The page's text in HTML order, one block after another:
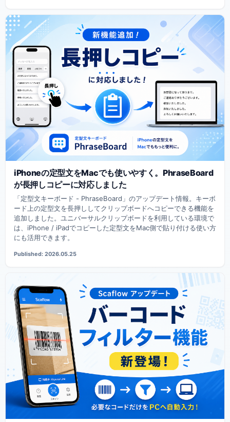
iPhoneの定型文をMacでも使いやすく。PhraseBoard
が長押しコピーに対応しました
「定型文キーボード - PhraseBoard」のアップデート情報。キーボ
ード上の定型文を長押ししてクリップボードへコピーできる機能を
追加しました。ユニバーサルクリップボードを利用している環境で
は、iPhone / iPadでコピーした定型文をMac側で貼り付ける使い方
にも活用できます。
Published: 2026.05.25